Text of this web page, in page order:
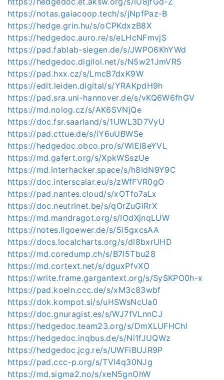
https://notas.gaiacoop.tech/s/jNpfPaz-B
https://hedge.grin.hu/s/oCPKdxzB8X
https://hedgedoc.auro.re/s/eLHcNFmvjS
https://pad.fablab-siegen.de/s/JWPO6KhYWd
https://hedgedoc.digilol.net/s/N5w21JmVR5
https://pad.hxx.cz/s/LmcB7dxK9W
https://edit.leiden.digital/s/YRAKpdH9h
https://pad.sra.uni-hannover.de/s/vKQ6W6fhGV
https://md.nolog.cz/s/AK6SVNjQe
https://doc.fsr.saarland/s/1UWL3D7VyU
https://pad.cttue.de/s/iY6uUBWSe
https://hedgedoc.obco.pro/s/WlEl8eYVL
https://md.gafert.org/s/XpkWSszUe
https://md.interhacker.space/s/h8IdN9Y9C
https://doc.interscalar.eu/s/zWfFVR0gO
https://pad.nantes.cloud/s/xOTfo7aLx
https://doc.neutrinet.be/s/qOrZuGlRrX
https://md.mandragot.org/s/IOdXjnqLUW
https://notes.llgoewer.de/s/5i5gxcsAA
https://docs.localcharts.org/s/dl8bxrUHD
https://md.coredump.ch/s/B7l5Tbu28
https://md.cortext.net/s/dguxPfvXO
https://write.frame.gargantext.org/s/SySKPO0h-x
https://pad.koeln.ccc.de/s/xM3c83wbf
https://dok.kompot.si/s/uHSWsNcUa0
https://doc.gnuragist.es/s/WJ7fVLnnCJ
https://hedgedoc.team23.org/s/DmXLUFHChl
https://hedgedoc.inqbus.de/s/Ni1fJUQWz
https://hedgedoc.jcg.re/s/UWFiBUJR9P
https://pad.ccc-p.org/s/TVl4q30NJg
https://md.sigma2.no/s/xeN5gnOhW